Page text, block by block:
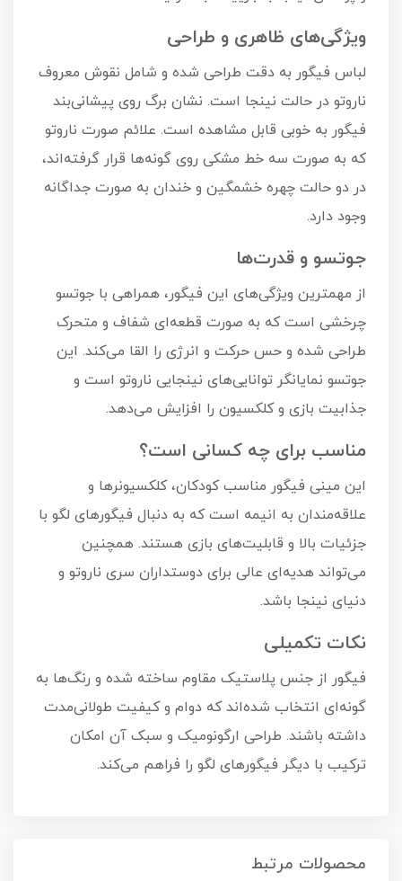
ویژگی‌های ظاهری و طراحی
لباس فیگور به دقت طراحی شده و شامل نقوش معروف
ناروتو در حالت نینجا است. نشان برگ روی پیشانی‌بند
فیگور به خوبی قابل مشاهده است. علائم صورت ناروتو
که به صورت سه خط مشکی روی گونه‌ها قرار گرفته‌اند،
در دو حالت چهره خشمگین و خندان به صورت جداگانه
وجود دارد.
جوتسو و قدرت‌ها
از مهمترین ویژگی‌های این فیگور، همراهی با جوتسو
چرخشی است که به صورت قطعه‌ای شفاف و متحرک
طراحی شده و حس حرکت و انرژی را القا می‌کند. این
جوتسو نمایانگر توانایی‌های نینجایی ناروتو است و
جذابیت بازی و کلکسیون را افزایش می‌دهد.
مناسب برای چه کسانی است؟
این مینی فیگور مناسب کودکان، کلکسیونرها و
علاقه‌مندان به انیمه است که به دنبال فیگورهای لگو با
جزئیات بالا و قابلیت‌های بازی هستند. همچنین
می‌تواند هدیه‌ای عالی برای دوستداران سری ناروتو و
دنیای نینجا باشد.
نکات تکمیلی
فیگور از جنس پلاستیک مقاوم ساخته شده و رنگ‌ها به
گونه‌ای انتخاب شده‌اند که دوام و کیفیت طولانی‌مدت
داشته باشند. طراحی ارگونومیک و سبک آن امکان
ترکیب با دیگر فیگورهای لگو را فراهم می‌کند.
محصولات مرتبط